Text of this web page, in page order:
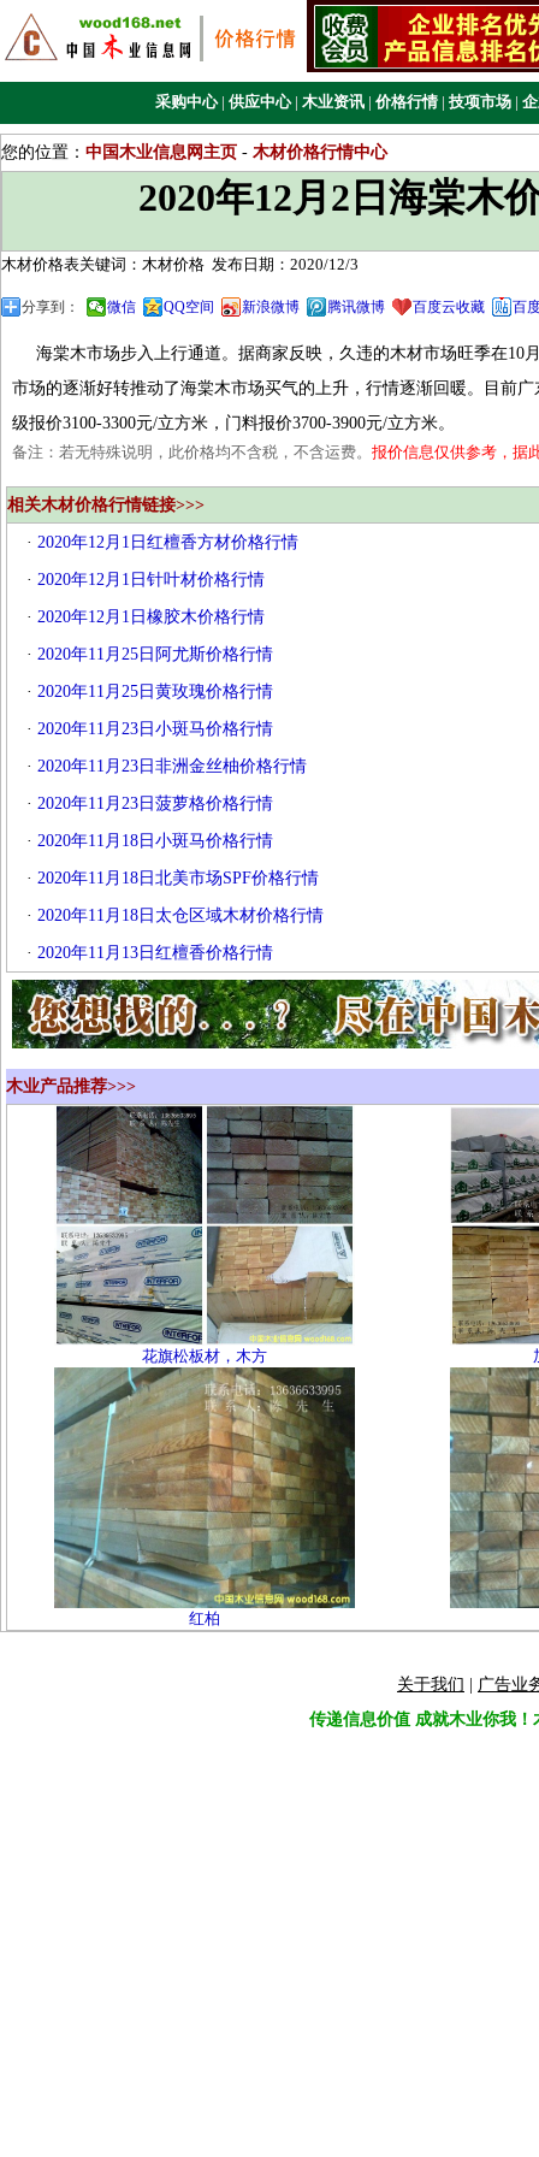
采购中心 | 供应中心 | 木业资讯 | 价格行情 | 技项市场 |
您的位置： 中国木业信息网主页 - 木材价格行情中心
2020年12月2日海棠木
木材价格表关键词：木材价格 发布日期：2020/12/3
分享到： 微信 QQ空间 新浪微博 腾讯微博 百度云收藏 百
海棠木市场步入上行通道。据商家反映，久违的木材市场旺季在10
市场的逐渐好转推动了海棠木市场买气的上升，行情逐渐回暖。目前
级报价3100-3300元/立方米，门料报价3700-3900元/立方米。
备注：若无特殊说明，此价格均不含税，不含运费。 报价信息仅供参考，据
相关木材价格行情链接>>>
· 2020年12月1日红檀香方材价格行情
· 2020年12月1日针叶材价格行情
· 2020年12月1日橡胶木价格行情
· 2020年11月25日阿尤斯价格行情
· 2020年11月25日黄玫瑰价格行情
· 2020年11月23日小斑马价格行情
· 2020年11月23日非洲金丝柚价格行情
· 2020年11月23日菠萝格价格行情
· 2020年11月18日小斑马价格行情
· 2020年11月18日北美市场SPF价格行情
· 2020年11月18日太仓区域木材价格行情
· 2020年11月13日红檀香价格行情
木业产品推荐>>>
花旗松板材，木方
红柏
关于我们
广告业
传递信息价值 成就木业你我